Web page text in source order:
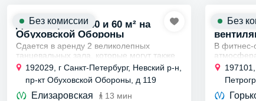
Два танцзала 140 и 60 м² на
Обуховской Обороны
Сдается в аренду 2 великолепных
танцевальных зала, которые могут также
использоваться на долгосрочной основе.
Первый зал, площадью 140 квадратных
метров,...
192029, г Санкт-Петербург, Невский р-н,
пр-кт Обуховской Обороны, д 119
Елизаровская 13 мин
Без комиссии
В фитнес-
Здесь вы
занятий
197101,
Без